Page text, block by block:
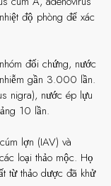
độ phòng để xác
đối chứng, nước
gần 3.000 lần.
nigra), nước ép lựu
10 lần.
lợn (IAV) và
loại thảo mộc. Họ
từ ​​thảo dược đã khử